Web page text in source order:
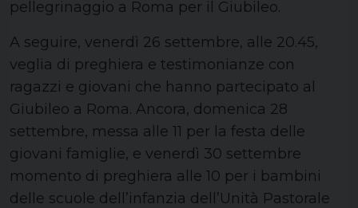
pellegrinaggio a Roma per il Giubileo.
A seguire, venerdì 26 settembre, alle 20.45,
veglia di preghiera e testimonianze con
ragazzi e giovani che hanno partecipato al
Giubileo a Roma. Ancora, domenica 28
settembre, messa alle 11 per la festa delle
giovani famiglie, e venerdì 30 settembre
momento di preghiera alle 10 per i bambini
delle scuole dell’infanzia dell’Unità Pastorale